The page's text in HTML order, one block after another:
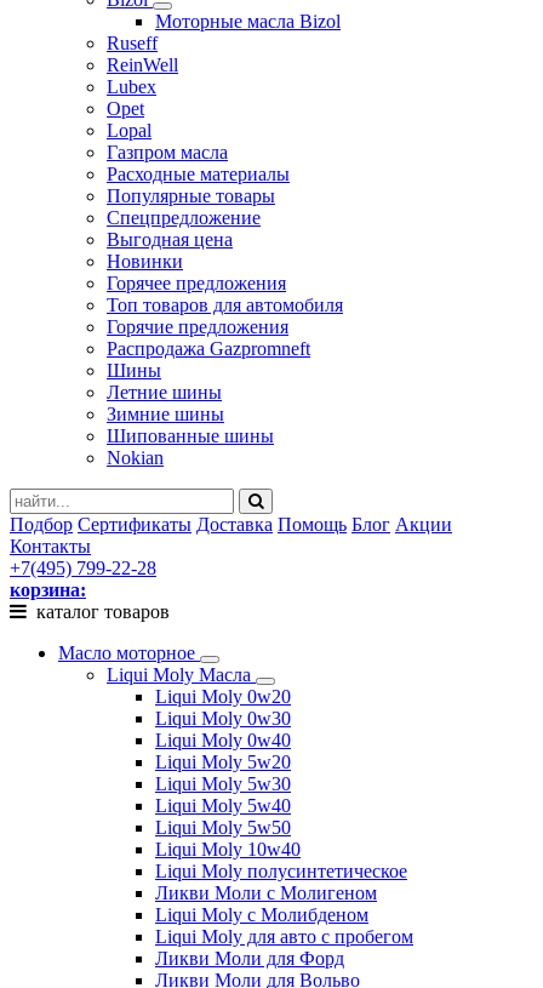
Моторные масла Bizol
Ruseff
ReinWell
Lubex
Opet
Lopal
Газпром масла
Расходные материалы
Популярные товары
Спецпредложение
Выгодная цена
Новинки
Горячее предложения
Топ товаров для автомобиля
Горячие предложения
Распродажа Gazpromneft
Шины
Летние шины
Зимние шины
Шипованные шины
Nokian
Подбор Сертификаты Доставка Помощь Блог Акции
Контакты
+7(495) 799-22-28
корзина:
каталог товаров
Масло моторное
Liqui Moly Масла
Liqui Moly 0w20
Liqui Moly 0w30
Liqui Moly 0w40
Liqui Moly 5w20
Liqui Moly 5w30
Liqui Moly 5w40
Liqui Moly 5w50
Liqui Moly 10w40
Liqui Moly полусинтетическое
Ликви Моли с Молигеном
Liqui Moly с Молибденом
Liqui Moly для авто с пробегом
Ликви Моли для Форд
Ликви Моли для Вольво